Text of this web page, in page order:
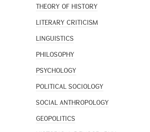
THEORY OF HISTORY
LITERARY CRITICISM
LINGUISTICS
PHILOSOPHY
PSYCHOLOGY
POLITICAL SOCIOLOGY
SOCIAL ANTHROPOLOGY
GEOPOLITICS